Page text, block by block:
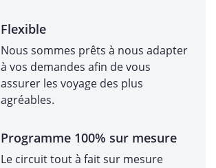
Flexible
Nous sommes prêts à nous adapter
à vos demandes afin de vous
assurer les voyage des plus
agréables.
Programme 100% sur mesure
Le circuit tout à fait sur mesure